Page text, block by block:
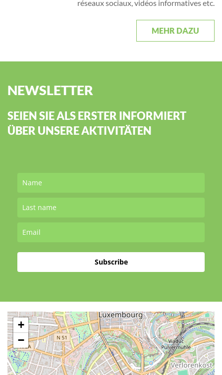
réseaux sociaux, vidéos informatives etc.
MEHR DAZU
NEWSLETTER
SEIEN SIE ALS ERSTER INFORMIERT
ÜBER UNSERE AKTIVITÄTEN
Subscribe
+
−